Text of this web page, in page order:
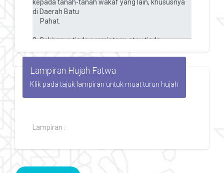
Lampiran Hujah Fatwa
Klik pada tajuk lampiran untuk muat turun hujah
Lampiran :